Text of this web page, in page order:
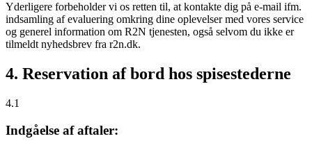
Yderligere forbeholder vi os retten til, at kontakte dig på e-mail ifm.
indsamling af evaluering omkring dine oplevelser med vores service
og generel information om R2N tjenesten, også selvom du ikke er
tilmeldt nyhedsbrev fra r2n.dk.
4. Reservation af bord hos spisestederne
4.1
Indgåelse af aftaler: